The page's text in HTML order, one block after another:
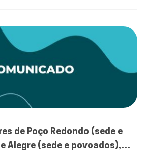
de Poço Redondo (sede e
Alegre (sede e povoados),